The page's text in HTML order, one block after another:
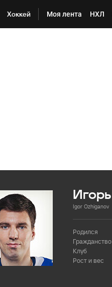
Хоккей Моя лента НХЛ
Igor Ozhiganov
Родился
Гражданство
Клуб
Рост и вес